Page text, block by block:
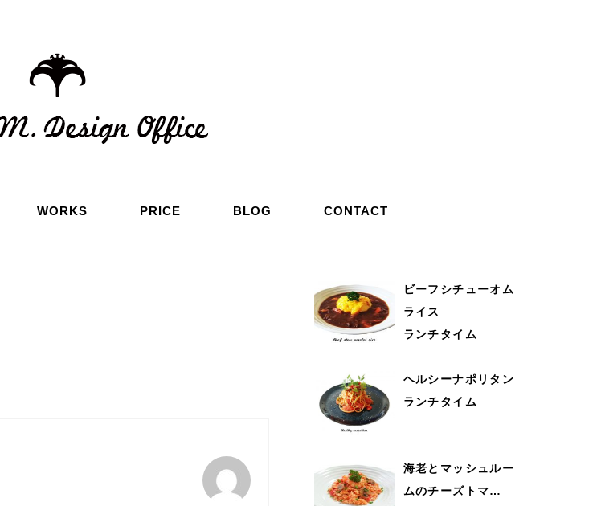
WORKS PRICE BLOG CONTACT
ビーフシチューオム
ライス
ランチタイム
ヘルシーナポリタン
ランチタイム
海老とマッシュルー
ムのチーズトマ…